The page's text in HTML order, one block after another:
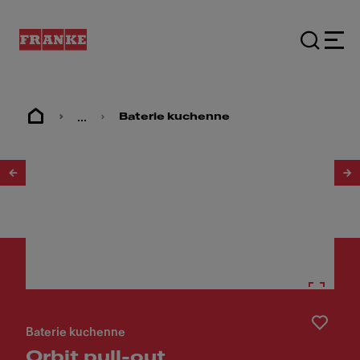
... Baterie kuchenne
Baterie kuchenne